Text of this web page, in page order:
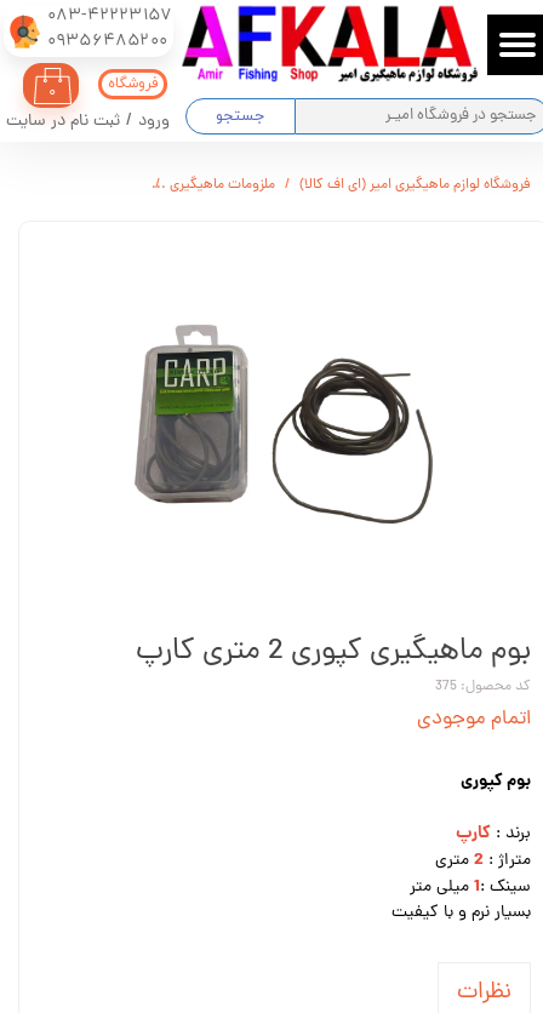
083-42223157
​​​​​​​09356485200
جستجو
۰
ورود / ثبت نام در سایت
حساب کاربری من
تغییر گذر واژه
فروشگاه
فروشگاه لوازم ماهیگیری امیر (ای اف کالا) ملزومات ماهیگیری
بوم ماهیگیری کپوری 2 متری کارپ
کد محصول: 375
اتمام موجودی
بوم کپوری
برند : کارپ
متراژ : 2متری
سینک :1میلی متر
بسیار نرم و با کیفیت
نظرات